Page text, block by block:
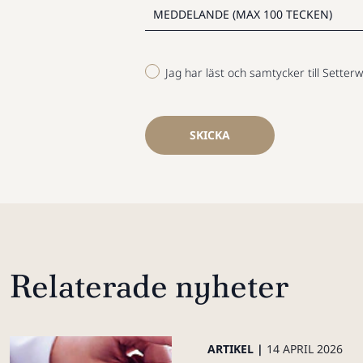
Jag har läst och samtycker till
SKICKA
Relaterade nyheter
ARTIKEL | 14 APRIL 2026